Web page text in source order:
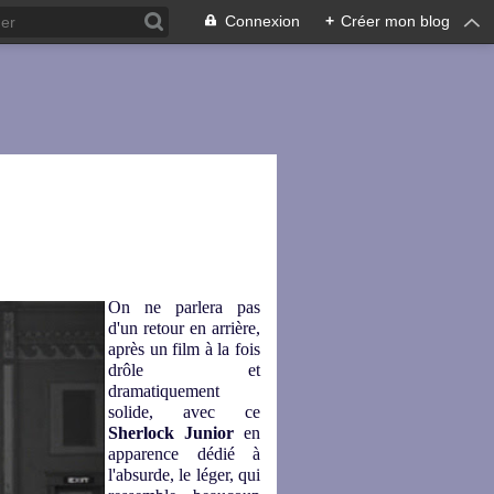
Connexion + Créer mon blog
On ne parlera pas
d'un retour en arrière,
après un film à la fois
drôle et
dramatiquement
solide, avec ce
Sherlock Junior en
apparence dédié à
l'absurde, le léger, qui